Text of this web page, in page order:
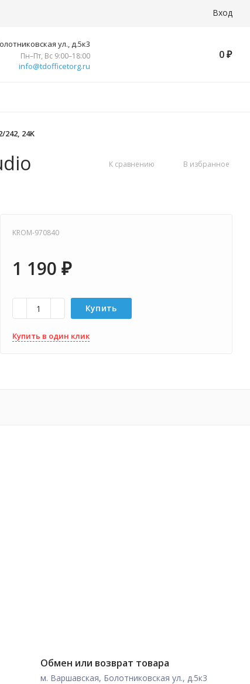
Вход
ул., д.5к3
Пн–Пт, Вс 9:00–18:00
info@tdofficetorg.ru
0 ₽
24K
К сравнению В избранное
KROM-970840
1 190 ₽
Купить
Купить в один клик
Обмен или возврат товара
м. Варшавская, Болотниковская ул., д.5к3